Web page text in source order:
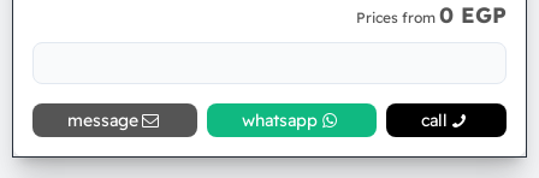
Prices from 0 EGP
call
whatsapp
message